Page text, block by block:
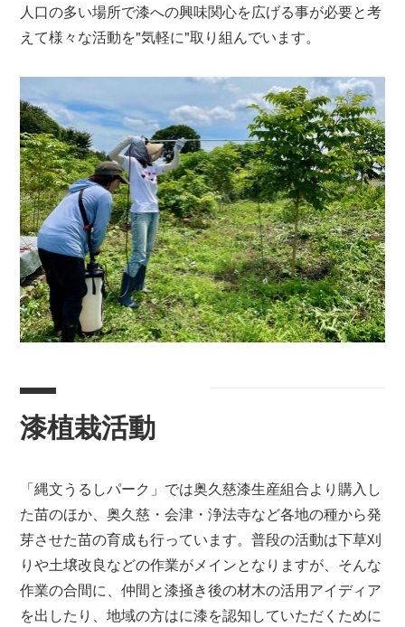
人口の多い場所で漆への興味関心を広げる事が必要と考
えて様々な活動を"気軽に"取り組んでいます。
漆植栽活動
「縄文うるしパーク」では奥久慈漆生産組合より購入し
た苗のほか、奥久慈・会津・浄法寺など各地の種から発
芽させた苗の育成も行っています。普段の活動は下草刈
りや土壌改良などの作業がメインとなりますが、そんな
作業の合間に、仲間と漆掻き後の材木の活用アイディア
を出したり、地域の方はに漆を認知していただくために